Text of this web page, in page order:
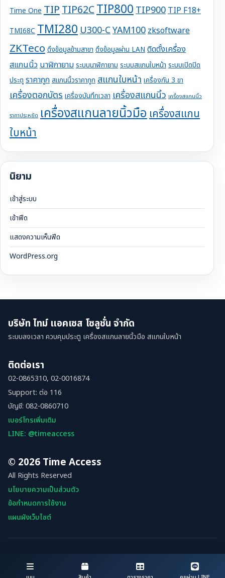
Time One TIPTIP62CTIP800TIP900TIP F18+
TMI68C TMI280U300-CYAM100zksoftware
ZKTeco ดึงข้อมูลข้ามสาขา ดึงข้อมูลผ่าน LAN ติดตั้งเครื่อง
สแกนนิ้วนาฬิกายาม ระบบนาฬิกายาม ระบบสแกนใบหน้า ระบบเปิดปิด
ประตู ราคาถูก สแกนนิ้วราคาถูก สแกนใบหน้า เครื่องกัน 3 ขา
เครื่องตอกบัตร เครื่องบันทึกเวลา เครื่องสแกนนิ้ว เครื่องสแกนนิ้ว
ราคาประหยัด เครื่องสแกนลายนิ้วมือเครื่องสแกน
ใบหน้า
นิยาม
เข้าสู่ระบบ
เข้าฟีด
แสดงความเห็นฟีด
WordPress.org
บริษัท ไทม์ แอคเซส โซลูชั่น จำกัด
ระบบลงเวลา ควบคุมประตู เครื่องสแกนลายนิ้วมือ สแกนใบหน้า
ติดต่อเรา
02-0865310, 02-0016874
Support: ต่อ 116
บัญชี: 082-0860710
เบอร์โทรเพิ่มเติม
LINE: @timeaccess
© 2026 Time Access
All Rights Reserved
นโยบายความเป็นส่วนตัว
ข้อกำหนดการใช้งาน
แผนผังเว็บไซต์